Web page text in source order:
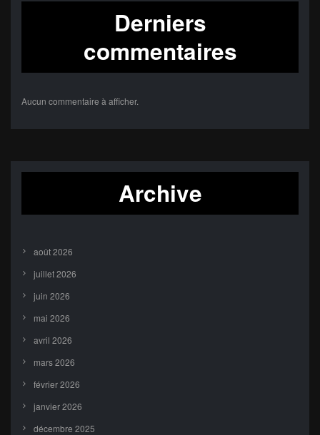
Derniers
commentaires
Aucun commentaire à afficher.
Archive
août 2026
juillet 2026
juin 2026
mai 2026
avril 2026
mars 2026
février 2026
janvier 2026
décembre 2025